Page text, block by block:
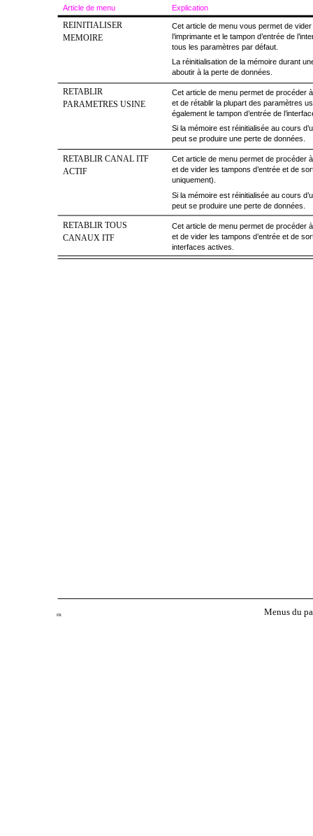
FR Menus du
Article de menu Explication
REINITIALISER
MEMOIRE
Cet article de menu vous permet de
l’imprimante et le tampon d’entrée de
tous les paramètres par défaut.
La réinitialisation de la mémoire durant
aboutir à la perte de données.
RETABLIR
PARAMETRES USINE
Cet article de menu permet de procéder
et de rétablir la plupart des paramètres
également le tampon d’entrée de
Si la mémoire est réinitialisée au cours
peut se produire une perte de données.
RETABLIR CANAL ITF
ACTIF
Cet article de menu permet de procéder
et de vider les tampons d’entrée et de
uniquement).
Si la mémoire est réinitialisée au cours
peut se produire une perte de données.
RETABLIR TOUS
CANAUX ITF
Cet article de menu permet de procéder
et de vider les tampons d’entrée et de
interfaces actives.